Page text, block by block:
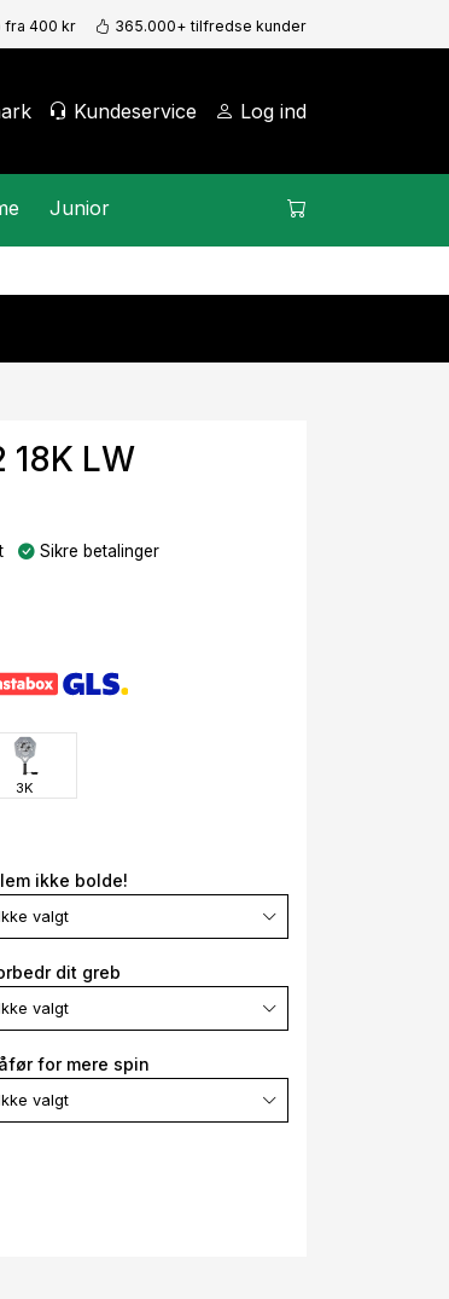
fra 400 kr 365.000+ tilfredse kunder
Kundeservice Log ind
Junior
LW
Sikre betalinger
3K
ikke bolde!
valgt
dit greb
valgt
for mere spin
valgt